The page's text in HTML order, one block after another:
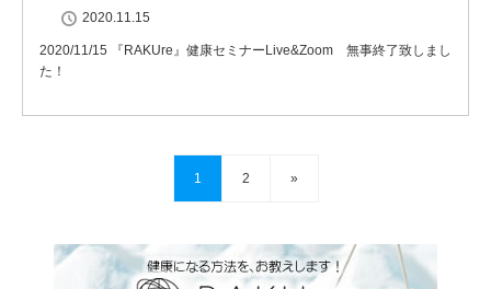
2020.11.15
2020/11/15 『RAKUre』健康セミナーLive&Zoom 無事終了致しまし
た！
1 2 »